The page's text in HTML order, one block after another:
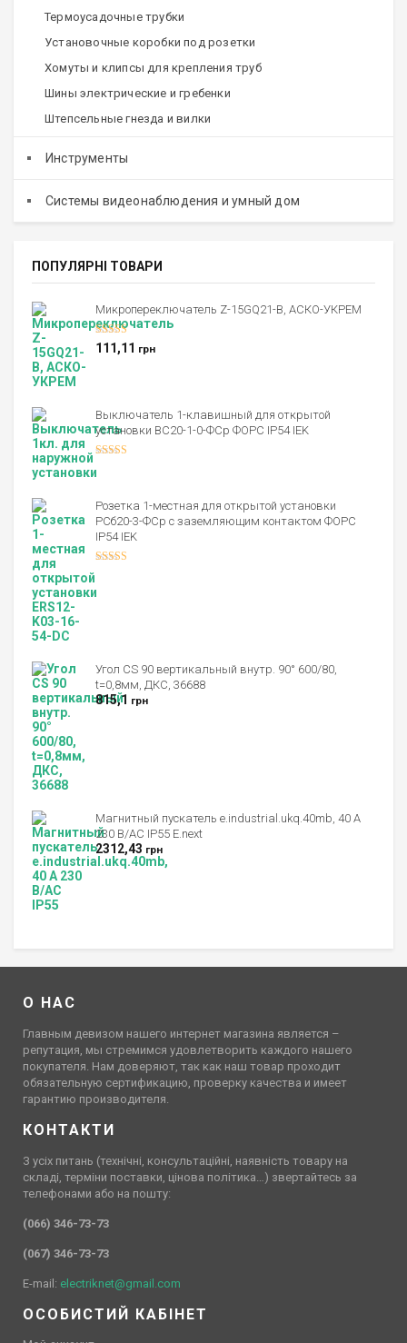
Термоусадочные трубки
Установочные коробки под розетки
Хомуты и клипсы для крепления труб
Шины электрические и гребенки
Штепсельные гнезда и вилки
Инструменты
Системы видеонаблюдения и умный дом
ПОПУЛЯРНІ ТОВАРИ
Микропереключатель Z-15GQ21-B, АСКО-УКРЕМ
Оценка5.00
из 5
111,11 грн
Выключатель 1-клавишный для открытой
установки ВС20-1-0-ФСр ФОРС IP54 IEK
4.00
Розетка 1-местная для открытой установки
РСб20-3-ФСр с заземляющим контактом ФОРС
IP54 IEK
Угол CS 90 вертикальный внутр. 90° 600/80,
t=0,8мм, ДКС, 36688
815,1 грн
Магнитный пускатель e.industrial.ukq.40mb, 40 А
230 В/AC IP55 E.next
2312,43 грн
О НАС
Главным девизом нашего интернет магазина является –
репутация, мы стремимся удовлетворить каждого нашего
покупателя. Нам доверяют, так как наш товар проходит
обязательную сертификацию, проверку качества и имеет
гарантию производителя.
КОНТАКТИ
З усіх питань (технічні, консультаційні, наявність товару на
складі, терміни поставки, цінова політика…) звертайтесь за
телефонами або на пошту:
(066) 346-73-73
(067) 346-73-73
E-mail: electriknet@gmail.com
ОСОБИСТИЙ КАБІНЕТ